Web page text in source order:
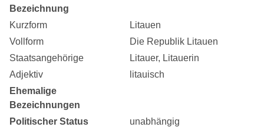
Bezeichnung
Kurzform
Litauen
Vollform
Die Republik Litauen
Staatsangehörige
Litauer, Litauerin
Adjektiv
litauisch
Ehemalige
Bezeichnungen
Politischer Status
unabhängig